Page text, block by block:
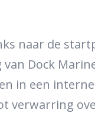
naar de
Dock
in een
verwarring